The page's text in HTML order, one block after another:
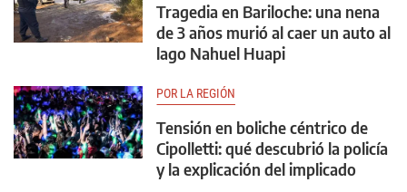
Tragedia en Bariloche: una nena
de 3 años murió al caer un auto al
lago Nahuel Huapi
POR LA REGIÓN
Tensión en boliche céntrico de
Cipolletti: qué descubrió la policía
y la explicación del implicado